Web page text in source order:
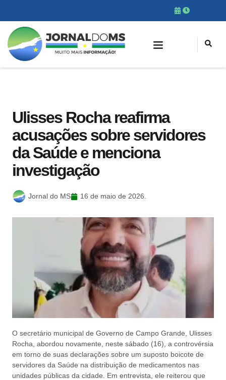
Ulisses Rocha reafirma
acusações sobre servidores
da Saúde e menciona
investigação
Jornal do MS 16 de maio de 2026.
O secretário municipal de Governo de Campo Grande, Ulisses
Rocha, abordou novamente, neste sábado (16), a controvérsia
em torno de suas declarações sobre um suposto boicote de
servidores da Saúde na distribuição de medicamentos nas
unidades públicas da cidade. Em entrevista, ele reiterou que